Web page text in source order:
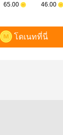
65.00
46.00
โดเนทที่นี่